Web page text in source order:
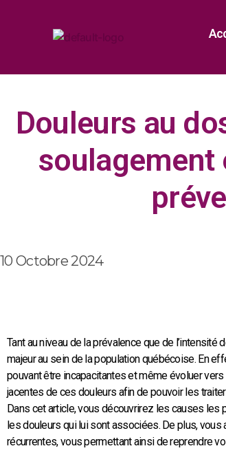
Douleurs au
soulagement
10 Octobre 2024
Tant au niveau de la prévalence que de
majeur au sein de la population québécoise. En
pouvant être incapacitantes et même évoluer
jacentes de ces douleurs afin de pouvoir les
Dans cet article, vous découvrirez les causes
les douleurs qui lui sont associées. De plus,
récurrentes, vous permettant ainsi de reprendre